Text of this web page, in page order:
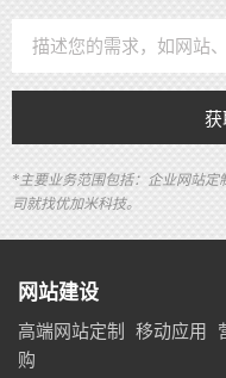
获
*主要业务范围包括：企业网站定
司就找优加米科技。
网站建设
高端网站定制 移动应用
购